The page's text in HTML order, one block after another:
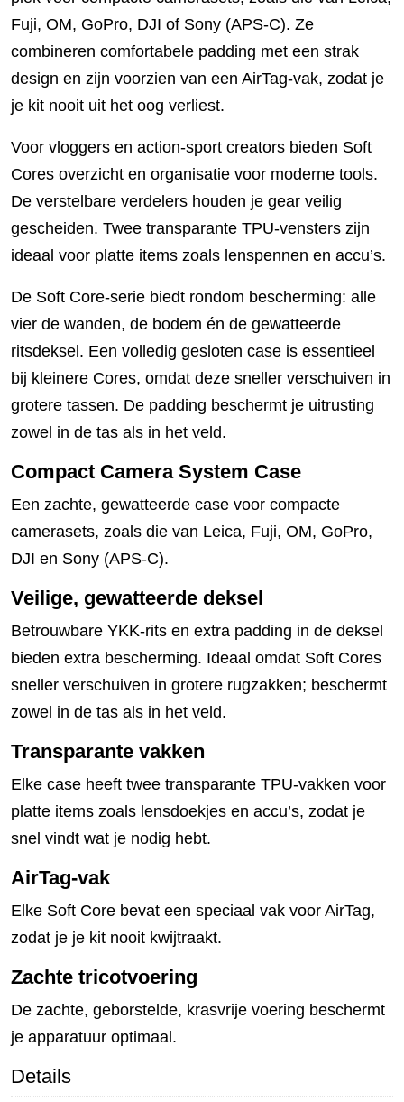
Fuji, OM, GoPro, DJI of Sony (APS-C). Ze
combineren comfortabele padding met een strak
design en zijn voorzien van een AirTag-vak, zodat je
je kit nooit uit het oog verliest.
Voor vloggers en action-sport creators bieden Soft
Cores overzicht en organisatie voor moderne tools.
De verstelbare verdelers houden je gear veilig
gescheiden. Twee transparante TPU-vensters zijn
ideaal voor platte items zoals lenspennen en accu’s.
De Soft Core-serie biedt rondom bescherming: alle
vier de wanden, de bodem én de gewatteerde
ritsdeksel. Een volledig gesloten case is essentieel
bij kleinere Cores, omdat deze sneller verschuiven in
grotere tassen. De padding beschermt je uitrusting
zowel in de tas als in het veld.
Compact Camera System Case
Een zachte, gewatteerde case voor compacte
camerasets, zoals die van Leica, Fuji, OM, GoPro,
DJI en Sony (APS-C).
Veilige, gewatteerde deksel
Betrouwbare YKK-rits en extra padding in de deksel
bieden extra bescherming. Ideaal omdat Soft Cores
sneller verschuiven in grotere rugzakken; beschermt
zowel in de tas als in het veld.
Transparante vakken
Elke case heeft twee transparante TPU-vakken voor
platte items zoals lensdoekjes en accu’s, zodat je
snel vindt wat je nodig hebt.
AirTag-vak
Elke Soft Core bevat een speciaal vak voor AirTag,
zodat je je kit nooit kwijtraakt.
Zachte tricotvoering
De zachte, geborstelde, krasvrije voering beschermt
je apparatuur optimaal.
Details